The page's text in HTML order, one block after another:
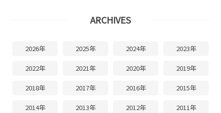
ARCHIVES
2026年 2025年 2024年 2023年
2022年 2021年 2020年 2019年
2018年 2017年 2016年 2015年
2014年 2013年 2012年 2011年